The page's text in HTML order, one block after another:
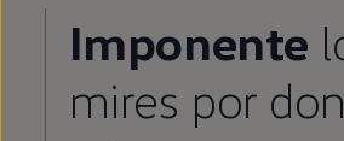
Imponente
mires por